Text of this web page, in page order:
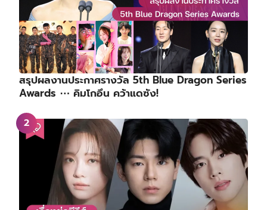
สรุปผลงานประกาศรางวัล 5th Blue Dragon Series
Awards ⋯ คิมโกอึน คว้าแดซัง!